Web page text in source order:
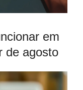
em
de agosto